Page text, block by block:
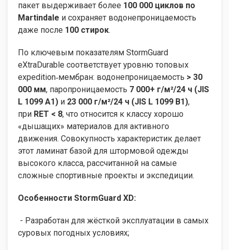
пакет выдерживает более 100 000 циклов по
Martindale и сохраняет водонепроницаемость
даже после 100 стирок.
По ключевым показателям StormGuard
eXtraDurable соответствует уровню топовых
expedition‑мембран: водонепроницаемость > 30
000 мм, паропроницаемость 7 000+ г/м²/24 ч (JIS
L 1099 A1) и 23 000 г/м²/24 ч (JIS L 1099 B1),
при RET < 8, что относится к классу хорошо
«дышащих» материалов для активного
движения. Совокупность характеристик делает
этот ламинат базой для штормовой одежды
высокого класса, рассчитанной на самые
сложные спортивные проекты и экспедиции.
Особенности StormGuard XD:
- Разработан для жёсткой эксплуатации в самых
суровых погодных условиях;